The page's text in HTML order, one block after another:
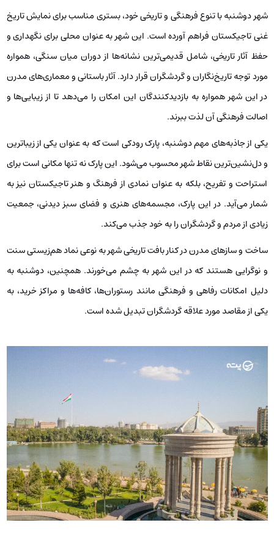
شهر دوشنبه با تنوع فرهنگی و تاریخی خود، بستری مناسب برای نمایش تاریخ
غنی تاجیکستان فراهم آورده است. این شهر به عنوان محلی برای نگهداری و
حفظ آثار تاریخی، شامل قدیمی‌ترین نشانه‌ها از دوران میان سنگی، همواره
مورد توجه تاریخ‌نگاران و گردشگران قرار دارد. آثار باستانی و معماری‌های مدرن
در این شهر همواره به بازدیدکنندگان این امکان را می‌دهد تا از زیبایی‌ها و
اصالت فرهنگی آن لذت ببرند.
یکی از جاذبه‌های مهم دوشنبه، پارک رودکی است که به عنوان یکی از زیباترین
و دل‌نشین‌ترین نقاط شهر محسوب می‌شود. این پارک نه تنها مکانی است برای
استراحت و تفریح، بلکه به عنوان نمادی از فرهنگ و هنر تاجیکستان نیز به
شمار می‌آید. در این پارک، مجسمه‌های هنری و فضای سبز دیدنی، جمعیت
زیادی از مردم و گردشگران را به خود جذب می‌کند.
ساخت و سازهای مدرن در کنار بافت تاریخی شهر به نوعی نماد هم‌زیستی سنت
و نوگرایی هستند که در این شهر به چشم می‌خورند. همچنین، دوشنبه به
دلیل امکانات رفاهی و فرهنگی‌ مانند رستوران‌ها، کافه‌ها و مراکز خرید، به
یکی از مقاصد مورد علاقه گردشگران تبدیل شده است.